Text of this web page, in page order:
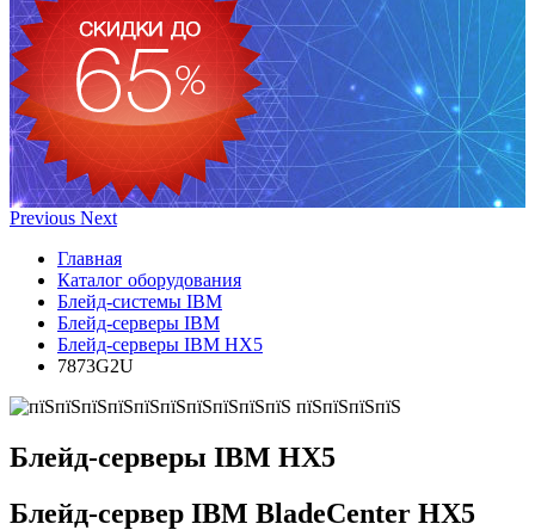
Previous Next
Главная
Каталог оборудования
Блейд-системы IBM
Блейд-серверы IBM
Блейд-серверы IBM HX5
7873G2U
Блейд-серверы IBM HX5
Блейд-сервер IBM BladeCenter HX5